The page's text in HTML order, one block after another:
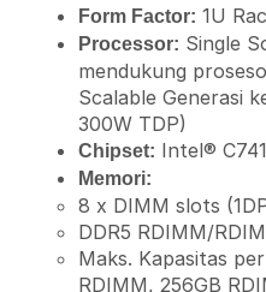
Form Factor: 1U
Processor: Single
mendukung
Scalable Generasi
300W TDP)
Chipset: Intel® C741
Memori:
8 x DIMM slots
DDR5 RDIMM/
Maks. Kapasitas
RDIMM, 256GB